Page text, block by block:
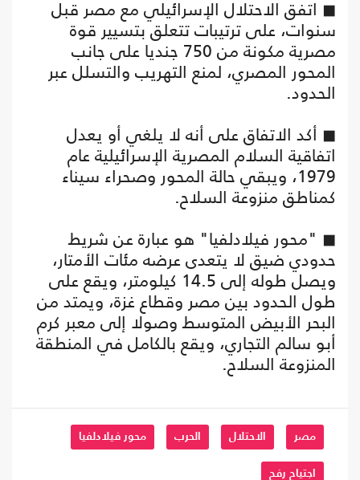
◼ اتفق الاحتلال الإسرائيلي مع مصر قبل
سنوات، على ترتيبات تتعلق بتسيير قوة
مصرية مكونة من 750 جنديا على جانب
المحور المصري، لمنع التهريب والتسلل عبر
الحدود.
◼ أكد الاتفاق على أنه لا يلغي أو يعدل
اتفاقية السلام المصرية الإسرائيلية عام
1979، ويبقي حالة المحور وصحراء سيناء
كمناطق منزوعة السلاح.
◼ "محور فيلادلفيا" هو عبارة عن شريط
حدودي ضيق لا يتعدى عرضه مئات الأمتار،
ويصل طوله إلى 14.5 كيلومتر، ويقع على
طول الحدود بين مصر وقطاع غزة، ويمتد من
البحر الأبيض المتوسط وصولا إلى معبر كرم
أبو سالم التجاري، ويقع بالكامل في المنطقة
المنزوعة السلاح.
مصر الاحتلال الحرب محور فيلادلفيا
اجتياح رفح